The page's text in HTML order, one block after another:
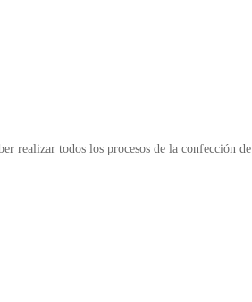
realizar todos los procesos de la confección de